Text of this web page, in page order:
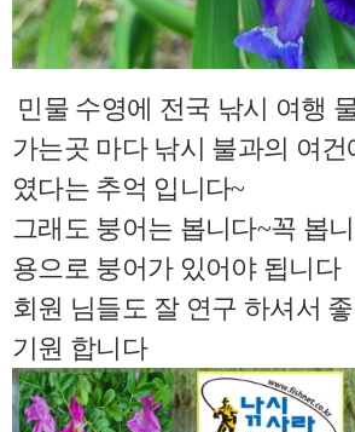
민물 수영에 전국 낚시 여행
가는곳 마다 낚시 불과의 여
였다는 추억 입니다~
그래도 붕어는 봅니다~꼭 봅
용으로 붕어가 있어야 됩니다
회원 님들도 잘 연구 하셔서
기원 합니다